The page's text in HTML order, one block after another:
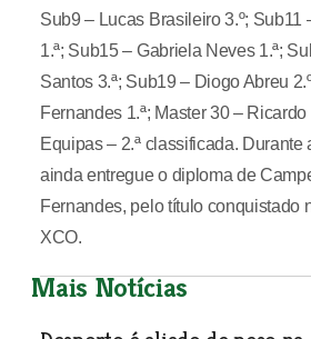
Sub9 – Lucas Brasileiro 3.º; Sub11
1.ª; Sub15 – Gabriela Neves 1.ª;
Santos 3.ª; Sub19 – Diogo Abreu
Fernandes 1.ª; Master 30 – Ricardo
Equipas – 2.ª classificada. Durante
ainda entregue o diploma de
Fernandes, pelo título conquistado
XCO.
Mais Notícias